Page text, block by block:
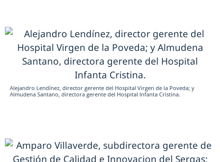
Alejandro Lendínez, director gerente del Hospital Virgen de la Poveda; y
Almudena Santano, directora gerente del Hospital Infanta Cristina.